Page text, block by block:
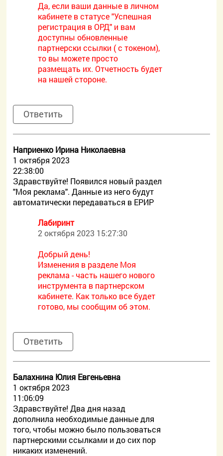
Да, если ваши данные в личном
кабинете в статусе "Успешная
регистрация в ОРД" и вам
доступны обновленные
партнерски ссылки ( с токеном),
то вы можете просто
размещать их. Отчетность будет
на нашей стороне.
Ответить
Наприенко Ирина Николаевна
1 октября 2023
22:38:00
Здравствуйте! Появился новый раздел
"Моя реклама". Данные из него будут
автоматически передаваться в ЕРИР
Лабиринт
2 октября 2023 15:27:30
Добрый день!
Изменения в разделе Моя
реклама - часть нашего нового
инструмента в партнерском
кабинете. Как только все будет
готово, мы сообщим об этом.
Ответить
Балахнина Юлия Евгеньевна
1 октября 2023
11:06:09
Здравствуйте! Два дня назад
дополнила необходимые данные для
того, чтобы можно было пользоваться
партнерскими ссылками и до сих пор
никаких изменений.